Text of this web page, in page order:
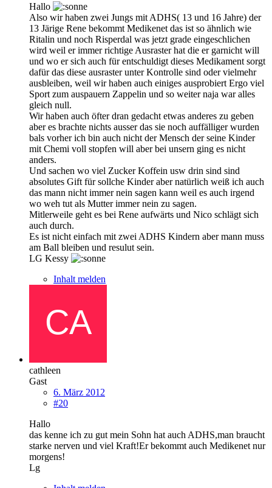
Hallo
Also wir haben zwei Jungs mit ADHS( 13 und 16 Jahre) der
13 Järige Rene bekommt Medikenet das ist so ähnlich wie
Ritalin und noch Risperdal was jetzt grade eingeschlichen
wird weil er immer richtige Ausraster hat die er garnicht will
und wo er sich auch für entschuldigt dieses Medikament sorgt
dafür das diese ausraster unter Kontrolle sind oder vielmehr
ausbleiben, weil wir haben auch einiges ausprobiert Ergo viel
Sport zum auspauern Zappelin und so weiter naja war alles
gleich null.
Wir haben auch öfter dran gedacht etwas anderes zu geben
aber es brachte nichts ausser das sie noch auffälliger wurden
bals vorher ich bin auch nicht der Mensch der seine Kinder
mit Chemi voll stopfen will aber bei unsern ging es nicht
anders.
Und sachen wo viel Zucker Koffein usw drin sind sind
absolutes Gift für sollche Kinder aber natürlich weiß ich auch
das mann nicht immer nein sagen kann weil es auch irgend
wo weh tut als Mutter immer nein zu sagen.
Mitlerweile geht es bei Rene aufwärts und Nico schlägt sich
auch durch.
Es ist nicht einfach mit zwei ADHS Kindern aber mann muss
am Ball bleiben und resulut sein.
LG Kessy
Inhalt melden
cathleen
Gast
6. März 2012
#20
Hallo
das kenne ich zu gut mein Sohn hat auch ADHS,man braucht
starke nerven und viel Kraft!Er bekommt auch Medikenet nur
morgens!
Lg